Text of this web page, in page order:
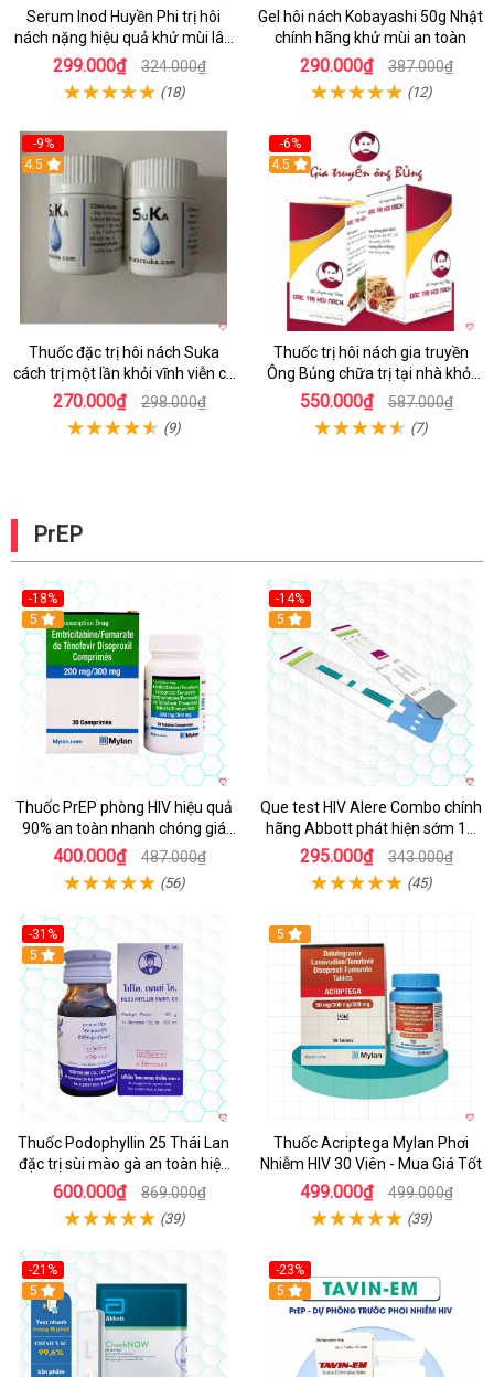
Serum Inod Huyền Phi trị hôi
nách nặng hiệu quả khử mùi lâu
dài
299.000₫ 324.000₫
(18)
Gel hôi nách Kobayashi 50g Nhật
chính hãng khử mùi an toàn
290.000₫ 387.000₫
(12)
-9%
4.5
Thuốc đặc trị hôi nách Suka
cách trị một lần khỏi vĩnh viễn cả
đời
270.000₫ 298.000₫
(9)
-6%
4.5
Thuốc trị hôi nách gia truyền
Ông Bủng chữa trị tại nhà khỏi
vĩnh viễn review
550.000₫ 587.000₫
(7)
PrEP
-18%
5
Thuốc PrEP phòng HIV hiệu quả
90% an toàn nhanh chóng giá
tốt
400.000₫ 487.000₫
(56)
-14%
5
Que test HIV Alere Combo chính
hãng Abbott phát hiện sớm 14
ngày nhanh chóng chính xác
295.000₫ 343.000₫
(45)
-31%
5
Thuốc Podophyllin 25 Thái Lan
đặc trị sùi mào gà an toàn hiệu
quả
600.000₫ 869.000₫
(39)
5
Thuốc Acriptega Mylan Phơi
Nhiễm HIV 30 Viên - Mua Giá Tốt
499.000₫ 499.000₫
(39)
-21%
5
-23%
5